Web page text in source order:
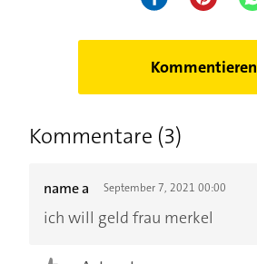
Kommentieren
Kommentare (3)
name a September 7, 2021 00:00
ich will geld frau merkel